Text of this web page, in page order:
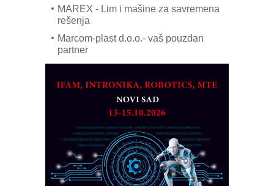
MAREX - Lim i mašine za savremena
rešenja
Marcom-plast d.o.o.- vaš pouzdan
partner
obradu!
Razvoj asortimanskog pravca MINI-
PLC AKYTEC
AUKOM: Svetski standard metrologije
dostupan u Srbiji
MOTOMAN – NEXT-Robotika vođena
veštačkom inteligencijom